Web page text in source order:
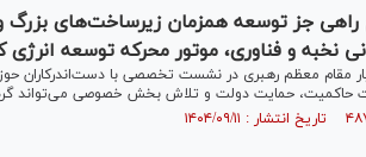
جز توسعه همزمان زیرساخت‌های بزرگ
نخبه و فناوری، موتور محرکه توسعه انرژی
مقام معظم رهبری در نشست تخصصی با دست‌اندرکاران
حاکمیت، حمایت دولت و تلاش بخش خصوصی می‌تواند